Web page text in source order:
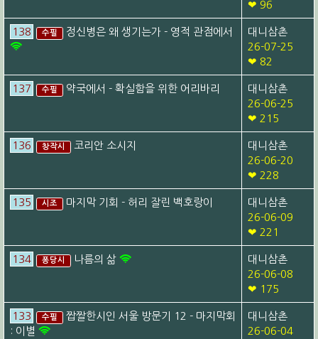
❤ 96
138 수필 정신병은 왜 생기는가 - 영적 관점에서
대니삼촌
26-07-25
❤ 82
137 수필 약국에서 - 확실함을 위한 어리바리
대니삼촌
26-06-25
❤ 215
136 창작시 코리안 소시지
대니삼촌
26-06-20
❤ 228
135 시조 마지막 기회 - 허리 잘린 백호랑이
대니삼촌
26-06-09
❤ 221
134 퐁당시 나름의 삶
대니삼촌
26-06-08
❤ 175
133 수필
짭짤한시인 서울 방문기 12 - 마지막회
: 이별
대니삼촌
26-06-04